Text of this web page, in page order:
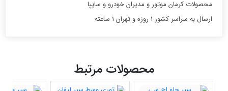
محصولات کرمان موتور و مدیران خودرو و سایپا
ارسال به سراسر کشور 1 روزه و تهران 1 ساعته
محصولات مرتبط